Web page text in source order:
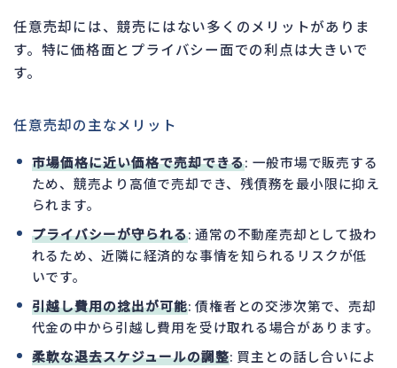
任意売却には、競売にはない多くのメリットがありま
す。特に価格面とプライバシー面での利点は大きいで
す。
任意売却の主なメリット
市場価格に近い価格で売却できる: 一般市場で販売する
ため、競売より高値で売却でき、残債務を最小限に抑え
られます。
プライバシーが守られる: 通常の不動産売却として扱わ
れるため、近隣に経済的な事情を知られるリスクが低
いです。
引越し費用の捻出が可能: 債権者との交渉次第で、売却
代金の中から引越し費用を受け取れる場合があります。
柔軟な退去スケジュールの調整: 買主との話し合いによ